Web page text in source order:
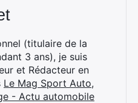
(titulaire de la
3 ans), je suis
et Rédacteur en
Le Mag Sport Auto,
- Actu automobile